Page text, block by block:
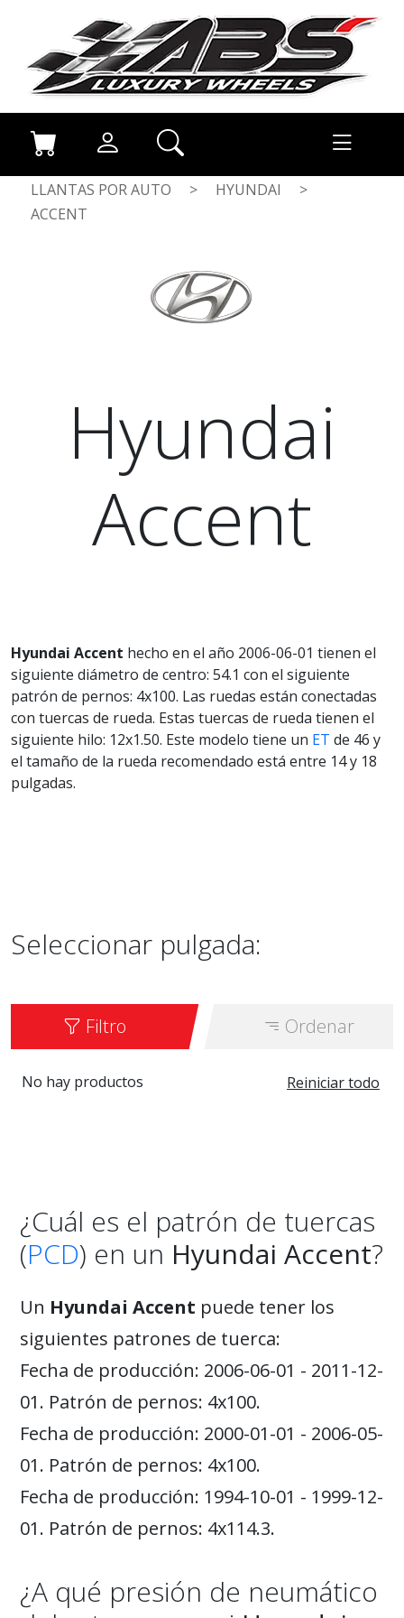
LLANTAS POR AUTO > HYUNDAI
>
ACCENT
Hyundai
Accent
Hyundai Accent hecho en el año 2006-06-01 tienen el
siguiente diámetro de centro: 54.1 con el siguiente
patrón de pernos: 4x100. Las ruedas están conectadas
con tuercas de rueda. Estas tuercas de rueda tienen el
siguiente hilo: 12x1.50. Este modelo tiene un ET de 46 y
el tamaño de la rueda recomendado está entre 14 y 18
pulgadas.
Seleccionar pulgada:
Filtro Ordenar
Reiniciar todo
No hay productos
¿Cuál es el patrón de tuercas
(PCD) en un Hyundai Accent?
Un Hyundai Accent puede tener los
siguientes patrones de tuerca:
Fecha de producción: 2006-06-01 - 2011-12-
01. Patrón de pernos: 4x100.
Fecha de producción: 2000-01-01 - 2006-05-
01. Patrón de pernos: 4x100.
Fecha de producción: 1994-10-01 - 1999-12-
01. Patrón de pernos: 4x114.3.
¿A qué presión de neumático